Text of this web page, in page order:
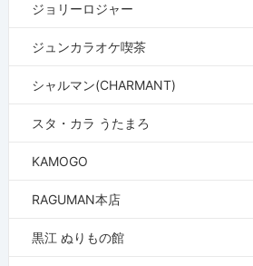
ジョリーロジャー
ジュンカラオケ喫茶
シャルマン(CHARMANT)
スタ・カラ うたまろ
KAMOGO
RAGUMAN本店
黒江 ぬりもの館